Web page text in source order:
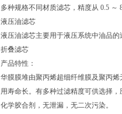
多种规格不同材质滤芯，精度从 0.5
液压油滤芯
液压油滤芯主要用于液压系统中油品
折叠滤芯
产品特性：
华膜膜堆由聚丙烯超细纤维膜及聚丙
用寿命长。有多种过滤精度可供选择
化学胶合剂，无泄漏，无二次污染。